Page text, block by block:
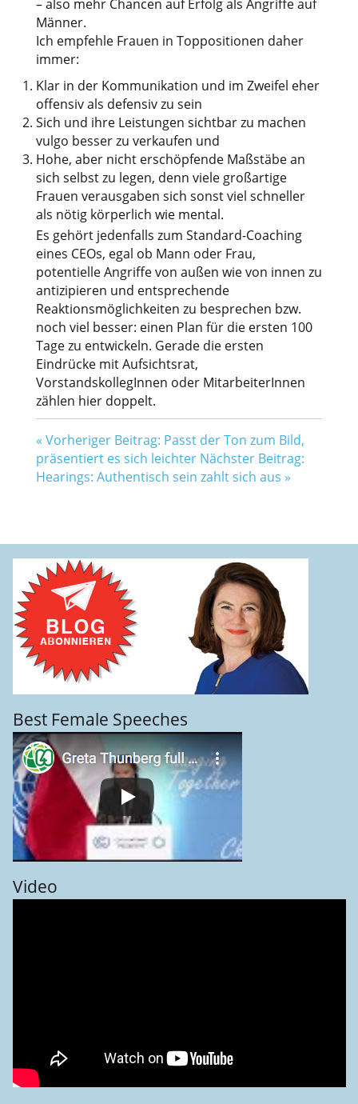
– also mehr Chancen auf Erfolg als Angriffe auf
Männer.
Ich empfehle Frauen in Toppositionen daher
immer:
Klar in der Kommunikation und im Zweifel eher
offensiv als defensiv zu sein
Sich und ihre Leistungen sichtbar zu machen
vulgo besser zu verkaufen und
Hohe, aber nicht erschöpfende Maßstäbe an
sich selbst zu legen, denn viele großartige
Frauen verausgaben sich sonst viel schneller
als nötig körperlich wie mental.
Es gehört jedenfalls zum Standard-Coaching
eines CEOs, egal ob Mann oder Frau,
potentielle Angriffe von außen wie von innen zu
antizipieren und entsprechende
Reaktionsmöglichkeiten zu besprechen bzw.
noch viel besser: einen Plan für die ersten 100
Tage zu entwickeln. Gerade die ersten
Eindrücke mit Aufsichtsrat,
VorstandskollegInnen oder MitarbeiterInnen
zählen hier doppelt.
« Vorheriger Beitrag: Passt der Ton zum Bild,
präsentiert es sich leichter Nächster Beitrag:
Hearings: Authentisch sein zahlt sich aus »
Best Female Speeches
Video